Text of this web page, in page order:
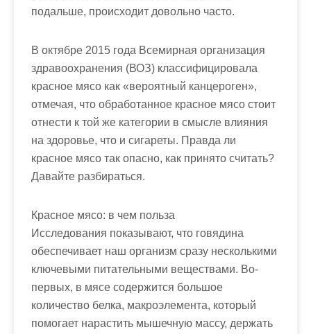
подальше, происходит довольно часто.
В октябре 2015 года Всемирная организация
здравоохранения (ВОЗ) классифицировала
красное мясо как «вероятный канцероген»,
отмечая, что обработанное красное мясо стоит
отнести к той же категории в смысле влияния
на здоровье, что и сигареты. Правда ли
красное мясо так опасно, как принято считать?
Давайте разбираться.
Красное мясо: в чем польза
Исследования показывают, что говядина
обеспечивает наш организм сразу несколькими
ключевыми питательными веществами. Во-
первых, в мясе содержится большое
количество белка, макроэлемента, который
помогает нарастить мышечную массу, держать